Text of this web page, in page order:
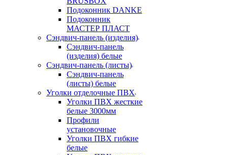
Подоконник DANKE
Подоконник
МАСТЕР ПЛАСТ
Сэндвич-панель (изделия)
Сэндвич-панель
(изделия) белые
Сэндвич-панель (листы)
Сэндвич-панель
(листы) белые
Уголки отделочные ПВХ
Уголки ПВХ жесткие
белые 3000мм
Профили
установочные
Уголки ПВХ гибкие
белые